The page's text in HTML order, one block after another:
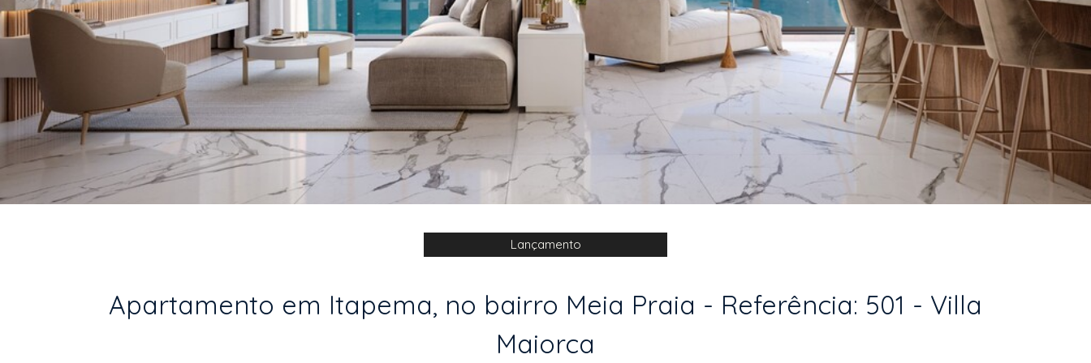
Lançamento
Apartamento em Itapema, no bairro Meia Praia - Referência: 501 - Villa
Maiorca